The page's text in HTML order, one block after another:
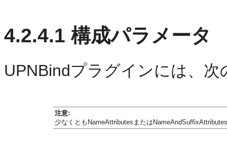
4.2.4.1 構成パラメータ
UPNBindプラグインには、
注意:
少なくともNameAttributesまたは